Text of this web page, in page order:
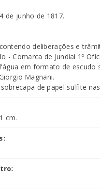
de junho de 1817.
deliberações e
- Comarca de Jundiaí 1º
em formato de escudo
Magnani.
de papel sulfite
cm.